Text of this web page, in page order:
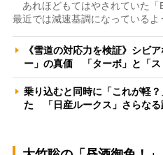
あれほどもてはやされていた「
最近では減速基調になっているよ
《雪道の対応力を検証》シビ
ー」の真価 「ターボ」と「
乗り込むと同時に「これが軽
た 「日産ルークス」さらな